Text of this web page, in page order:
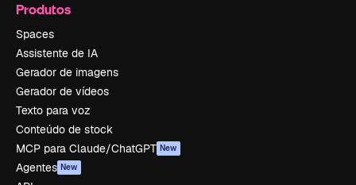
Produtos
Spaces
Assistente de IA
Gerador de imagens
Gerador de vídeos
Texto para voz
Conteúdo de stock
MCP para Claude/ChatGPT New
Agentes New